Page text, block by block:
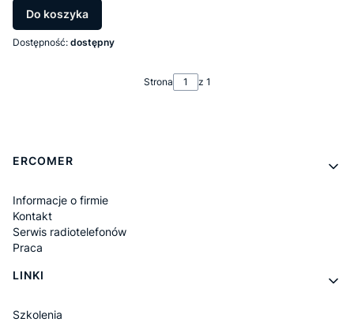
Do koszyka
Dostępność: dostępny
Strona z 1
Linki w stopce
ERCOMER
Informacje o firmie
Kontakt
Serwis radiotelefonów
Praca
LINKI
Szkolenia